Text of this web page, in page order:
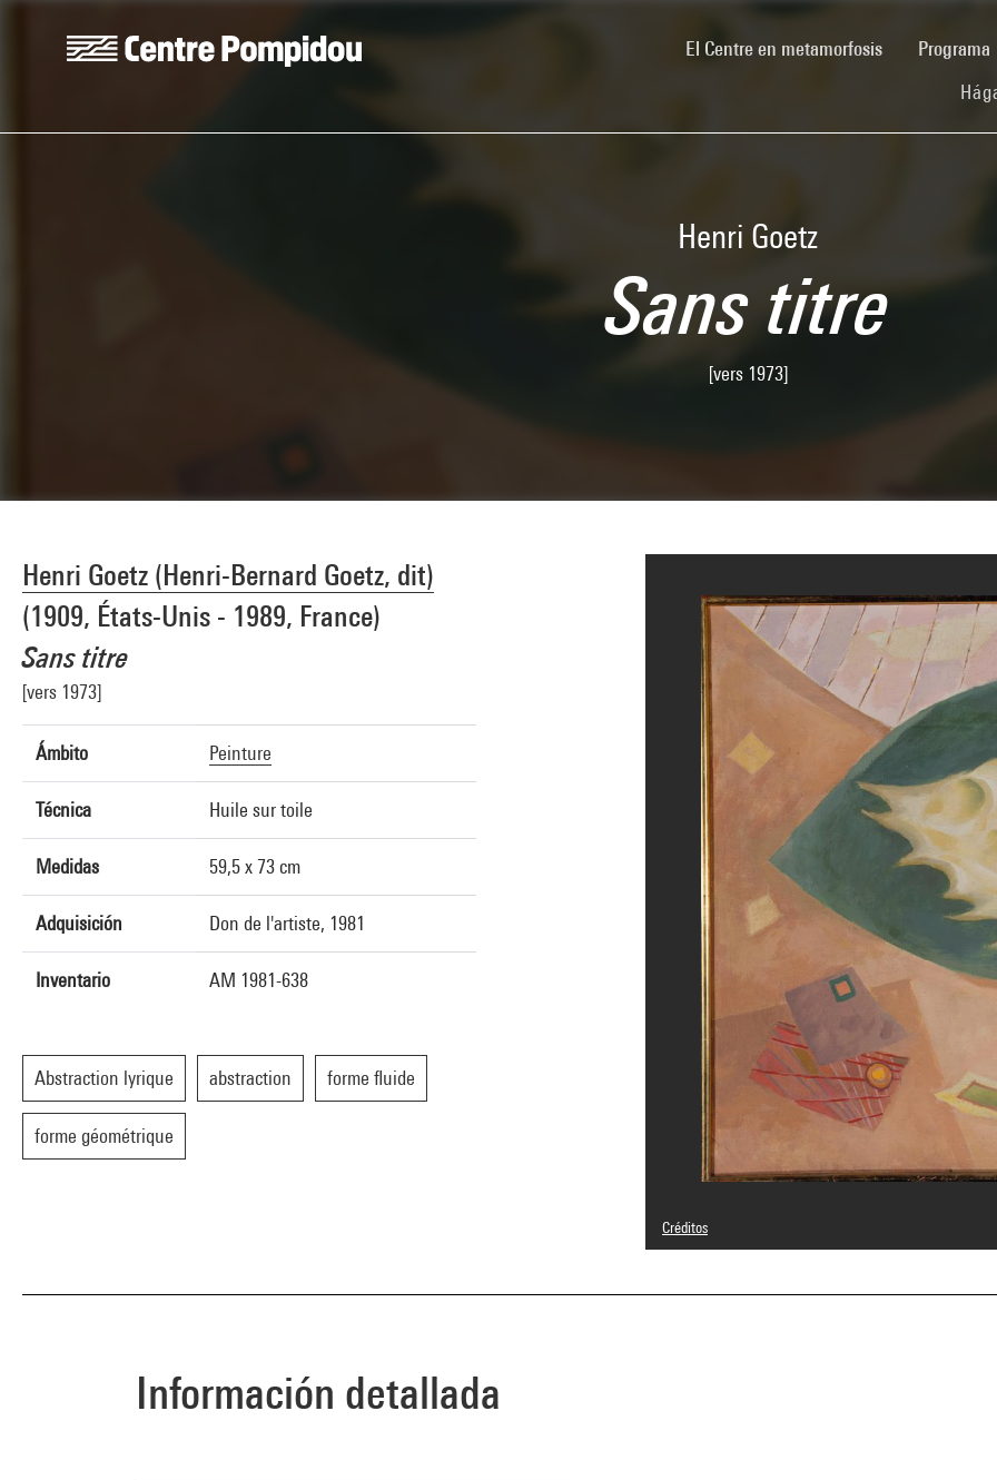
El Centre en metamorfosis(current)Programa
Henri Goetz
Sans titre
[vers 1973]
Henri Goetz (Henri-Bernard Goetz, dit)
(1909, États-Unis - 1989, France)
Sans titre
[vers 1973]
Ámbito Peinture
Técnica Huile sur toile
Medidas 59,5 x 73 cm
Adquisición Don de l'artiste, 1981
Inventario AM 1981-638
Abstraction lyrique abstraction forme fluide
forme géométrique
Créditos
© Adagp, Paris
Referencia de la imagen : 4R09155 [1982 CX 0055]
Información detallada